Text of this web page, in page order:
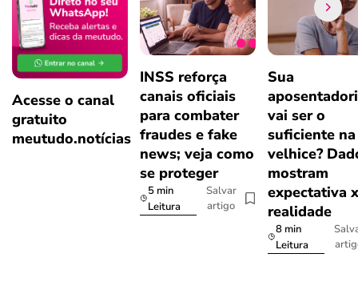
Acesse o canal
gratuito
meutudo.notícias
INSS reforça
canais oficiais
para combater
fraudes e fake
news; veja como
se proteger
5 min
Leitura
Salvar
artigo
Sua
vai ser o
suficiente na
velhice?
mostram
expectativa x
realidade
8 min
Leitura